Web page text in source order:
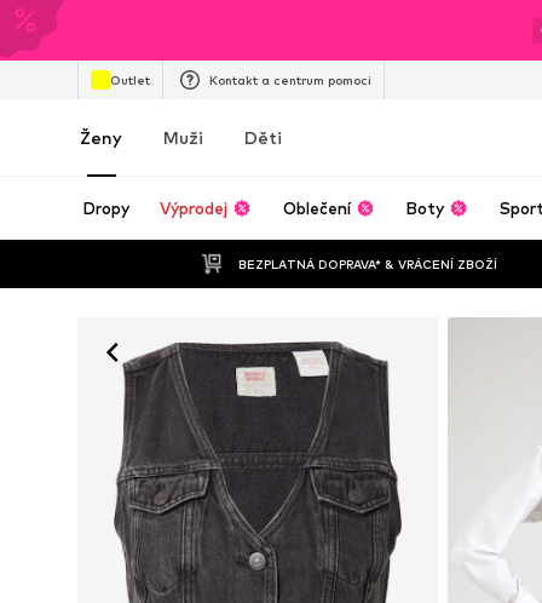
Outlet Kontakt a centrum pomoci
Ženy Muži Děti
Dropy Výprodej Oblečení Boty Sport
BEZPLATNÁ DOPRAVA* & VRÁCENÍ ZBOŽÍ